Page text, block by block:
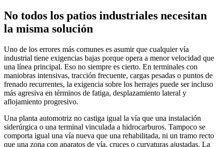
No todos los patios industriales necesitan
la misma solución
Uno de los errores más comunes es asumir que cualquier vía
industrial tiene exigencias bajas porque opera a menor velocidad que
una línea principal. Eso no siempre es cierto. En terminales con
maniobras intensivas, tracción frecuente, cargas pesadas o puntos de
frenado recurrentes, la exigencia sobre los herrajes puede ser incluso
más agresiva en términos de fatiga, desplazamiento lateral y
aflojamiento progresivo.
Una planta automotriz no castiga igual la vía que una instalación
siderúrgica o una terminal vinculada a hidrocarburos. Tampoco se
comporta igual una vía nueva que una rehabilitada, ni un tramo recto
que una zona con aparatos de vía, cruces o curvaturas ajustadas. La